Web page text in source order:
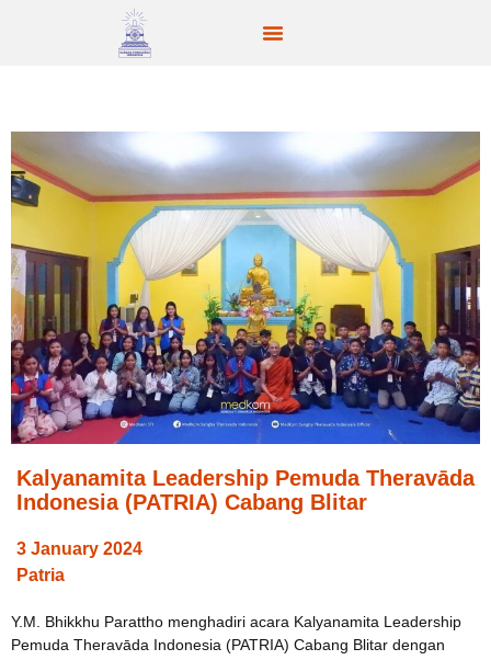
Kalyanamita Leadership Pemuda Theravāda
Indonesia (PATRIA) Cabang Blitar
3 January 2024
Patria
Y.M. Bhikkhu Parattho menghadiri acara Kalyanamita Leadership
Pemuda Theravāda Indonesia (PATRIA) Cabang Blitar dengan